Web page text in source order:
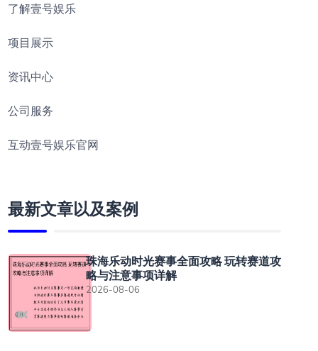
了解壹号娱乐
项目展示
资讯中心
公司服务
互动壹号娱乐官网
最新文章以及案例
珠海乐动时光赛事全面攻略 玩转赛道攻
略与注意事项详解
2026-08-06